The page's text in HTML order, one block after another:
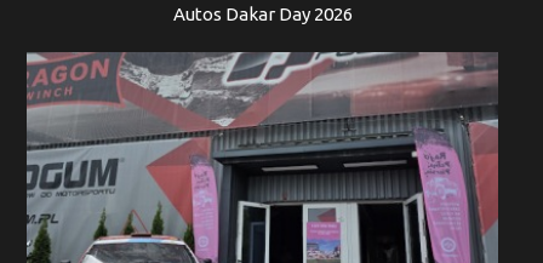
Autos Dakar Day 2026